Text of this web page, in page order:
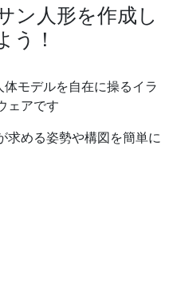
ン人形を作成し
う！
モデルを自在に操るイラ
ェアです
求める姿勢や構図を簡単に